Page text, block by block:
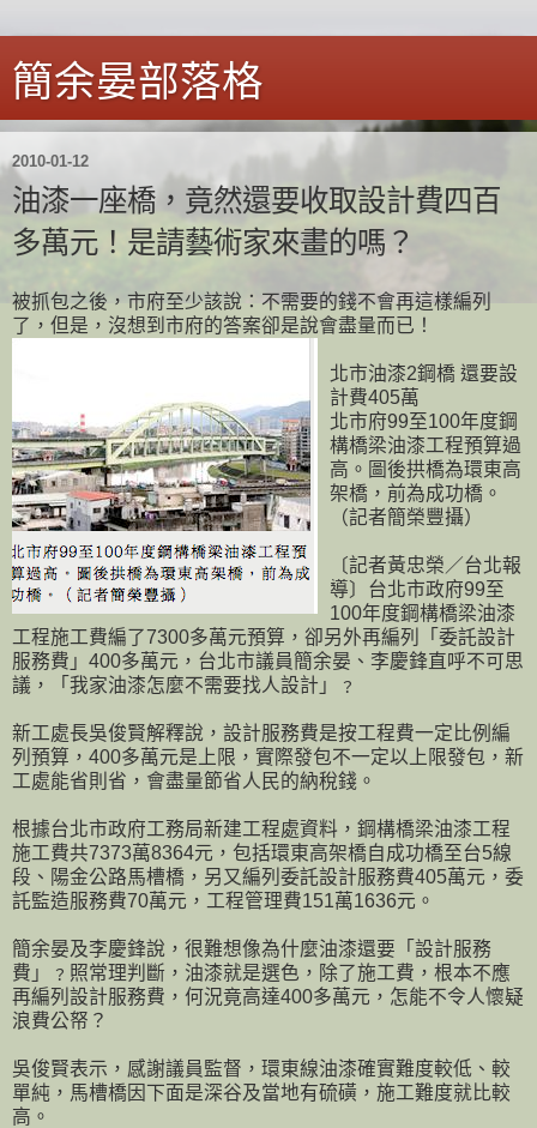
簡余晏部落格
2010-01-12
油漆一座橋，竟然還要收取設計費四百
多萬元！是請藝術家來畫的嗎？
被抓包之後，市府至少該說：不需要的錢不會再這樣編列
了，但是，沒想到市府的答案卻是說會盡量而已！
北市油漆2鋼橋 還要設
計費405萬
北市府99至100年度鋼
構橋梁油漆工程預算過
高。圖後拱橋為環東高
架橋，前為成功橋。
（記者簡榮豐攝）
〔記者黃忠榮／台北報
導〕台北市政府99至
100年度鋼構橋梁油漆
工程施工費編了7300多萬元預算，卻另外再編列「委託設計
服務費」400多萬元，台北市議員簡余晏、李慶鋒直呼不可思
議，「我家油漆怎麼不需要找人設計」﹖
新工處長吳俊賢解釋說，設計服務費是按工程費一定比例編
列預算，400多萬元是上限，實際發包不一定以上限發包，新
工處能省則省，會盡量節省人民的納稅錢。
根據台北市政府工務局新建工程處資料，鋼構橋梁油漆工程
施工費共7373萬8364元，包括環東高架橋自成功橋至台5線
段、陽金公路馬槽橋，另又編列委託設計服務費405萬元，委
託監造服務費70萬元，工程管理費151萬1636元。
簡余晏及李慶鋒說，很難想像為什麼油漆還要「設計服務
費」﹖照常理判斷，油漆就是選色，除了施工費，根本不應
再編列設計服務費，何況竟高達400多萬元，怎能不令人懷疑
浪費公帑？
吳俊賢表示，感謝議員監督，環東線油漆確實難度較低、較
單純，馬槽橋因下面是深谷及當地有硫磺，施工難度就比較
高。